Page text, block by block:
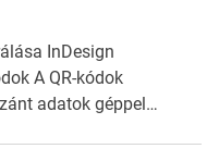
ISO 216 nem
C0-tól […]
InDesign
A QR-kódok
adatok géppel